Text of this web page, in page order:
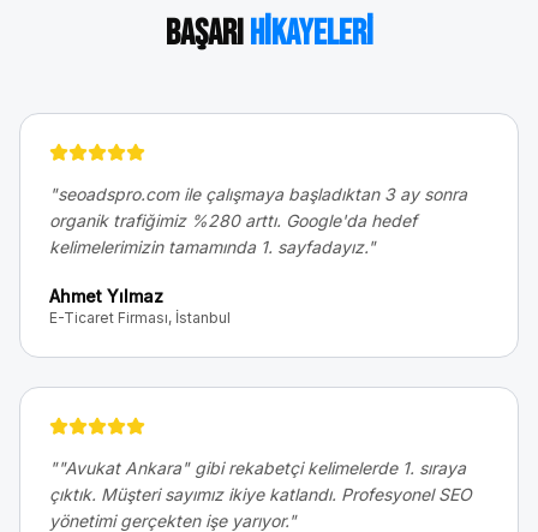
BaşarıHikayeleri
"seoadspro.com ile çalışmaya başladıktan 3 ay sonra
organik trafiğimiz %280 arttı. Google'da hedef
kelimelerimizin tamamında 1. sayfadayız."
Ahmet Yılmaz
E-Ticaret Firması, İstanbul
""Avukat Ankara" gibi rekabetçi kelimelerde 1. sıraya
çıktık. Müşteri sayımız ikiye katlandı. Profesyonel SEO
yönetimi gerçekten işe yarıyor."